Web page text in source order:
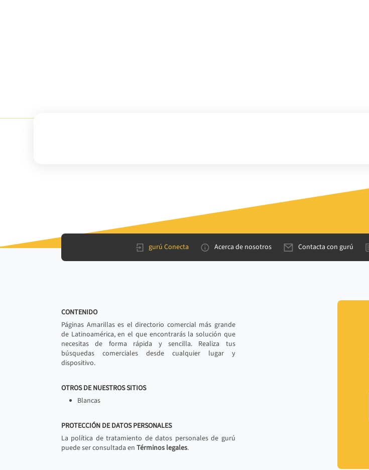
gurú Conecta Acerca de nosotros Contacta con gurú
CONTENIDO
Páginas Amarillas es el directorio comercial más grande
de Latinoamérica, en el que encontrarás la solución que
necesitas de forma rápida y sencilla. Realiza tus
búsquedas comerciales desde cualquier lugar y
dispositivo.
OTROS DE NUESTROS SITIOS
Blancas
PROTECCIÓN DE DATOS PERSONALES
La política de tratamiento de datos personales de gurú
puede ser consultada en Términos legales.